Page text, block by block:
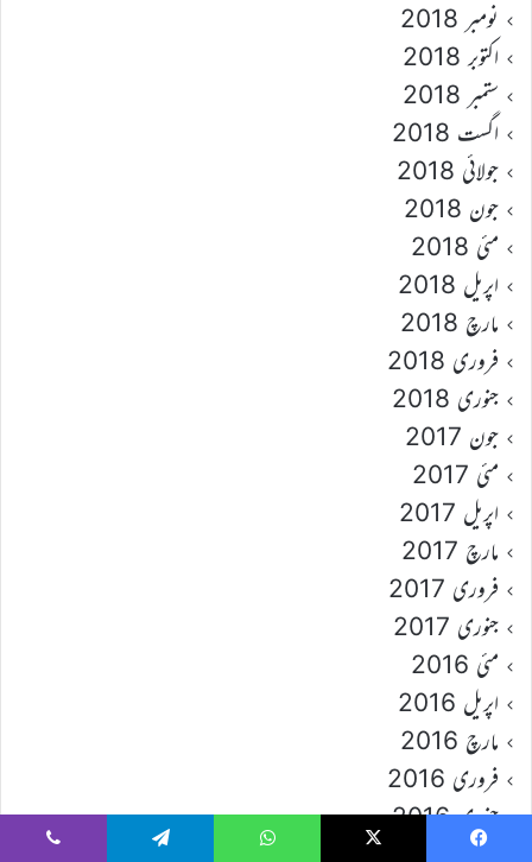
نومبر 2018
اکتوبر 2018
ستمبر 2018
اگست 2018
جولائی 2018
جون 2018
مئی 2018
اپریل 2018
مارچ 2018
فروری 2018
جنوری 2018
جون 2017
مئی 2017
اپریل 2017
مارچ 2017
فروری 2017
جنوری 2017
مئی 2016
اپریل 2016
مارچ 2016
فروری 2016
جنوری 2016
مارچ 17